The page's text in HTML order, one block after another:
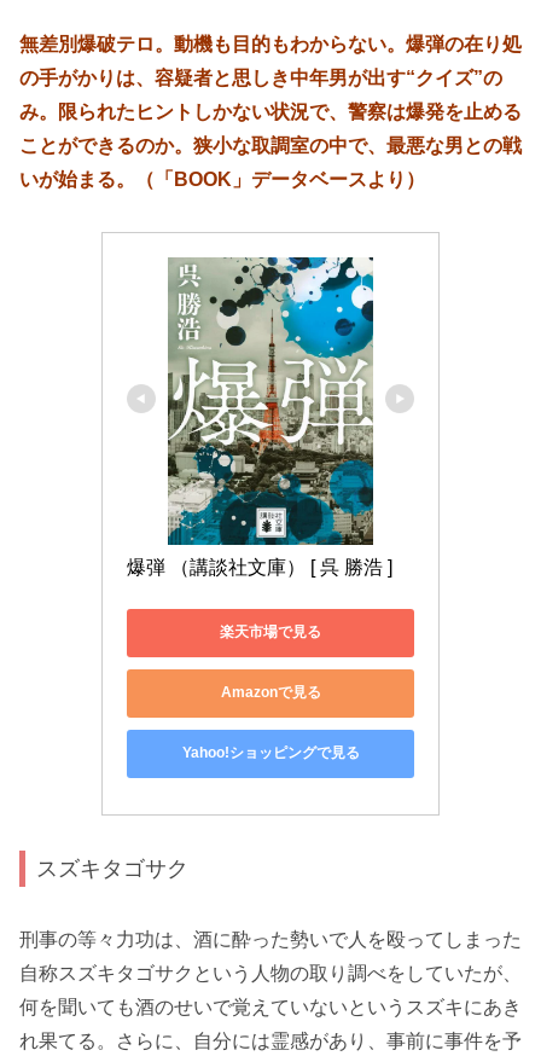
無差別爆破テロ。動機も目的もわからない。爆弾の在り処
の手がかりは、容疑者と思しき中年男が出す“クイズ”の
み。限られたヒントしかない状況で、警察は爆発を止める
ことができるのか。狭小な取調室の中で、最悪な男との戦
いが始まる。（「BOOK」データベースより）
爆弾 （講談社文庫） [ 呉 勝浩 ]
楽天市場で見る
Amazonで見る
Yahoo!ショッピングで見る
スズキタゴサク
刑事の等々力功は、酒に酔った勢いで人を殴ってしまった
自称スズキタゴサクという人物の取り調べをしていたが、
何を聞いても酒のせいで覚えていないというスズキにあき
れ果てる。さらに、自分には霊感があり、事前に事件を予